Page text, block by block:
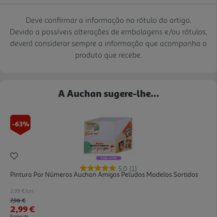
Deve confirmar a informação no rótulo do artigo.
Devido a possíveis alterações de embalagens e/ou rótulos,
deverá considerar sempre a informação que acompanha o
produto que recebe.
A Auchan sugere-lhe...
-63%
5.0 (1)
Pintura Por Números Auchan Amigos Peludos Modelos Sortidos
2.99 €/un
Price reduced from
7,98 €to
2,99 €
Promoção